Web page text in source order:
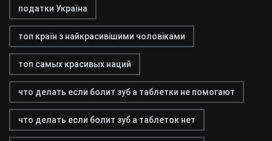
податки Україна
топ країн з найкрасивішими чоловіками
топ самых красивых наций
что делать если болит зуб а таблетки не помогают
что делать если болит зуб а таблеток нет